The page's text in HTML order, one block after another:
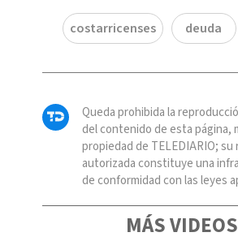
costarricenses deuda
Queda prohibida la
del contenido de esta página,
propiedad de TELEDIARIO;
autorizada constituye una
de conformidad con las leyes
MÁS VIDEOS